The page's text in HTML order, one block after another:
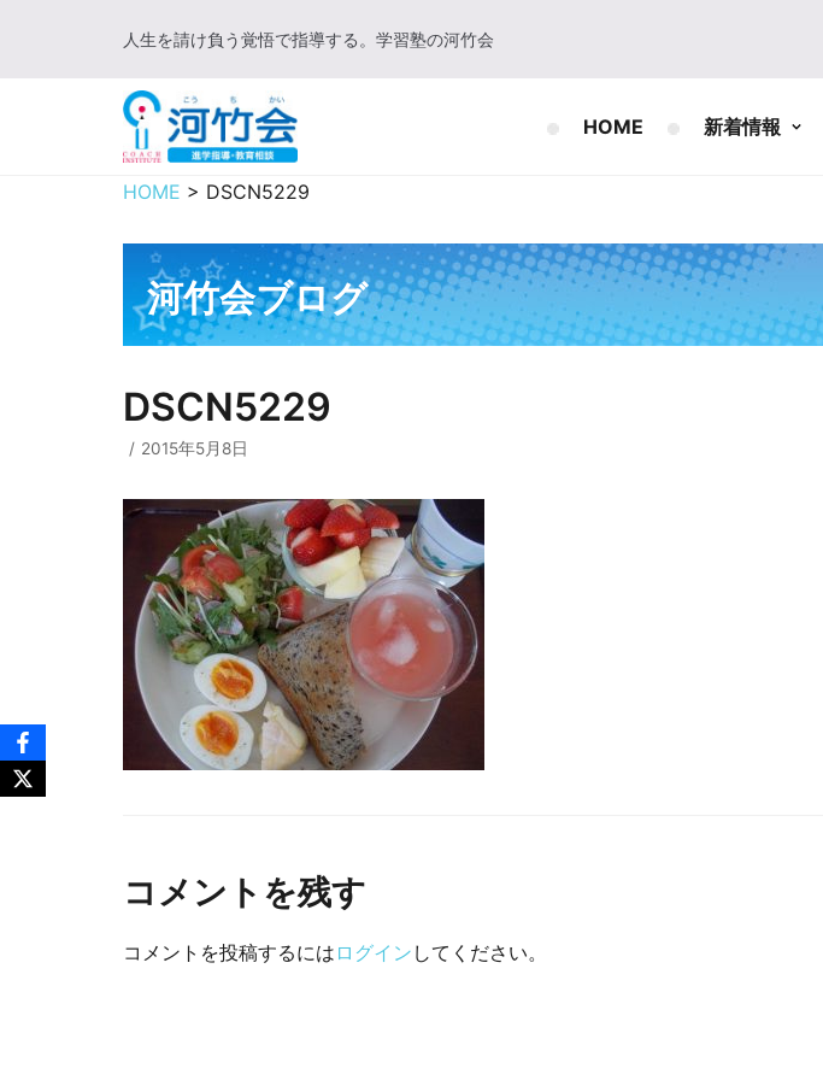
人生を請け負う覚悟で指導する。学習塾の河竹会
HOME 新着情報
HOME > DSCN5229
河竹会ブログ
DSCN5229
2015年5月8日
コメントを残す
コメントを投稿するには ログイン してください。